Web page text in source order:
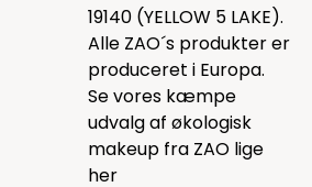
19140 (YELLOW 5 LAKE).
Alle ZAO´s produkter er
produceret i Europa.
Se vores kæmpe
udvalg af økologisk
makeup fra ZAO lige
her